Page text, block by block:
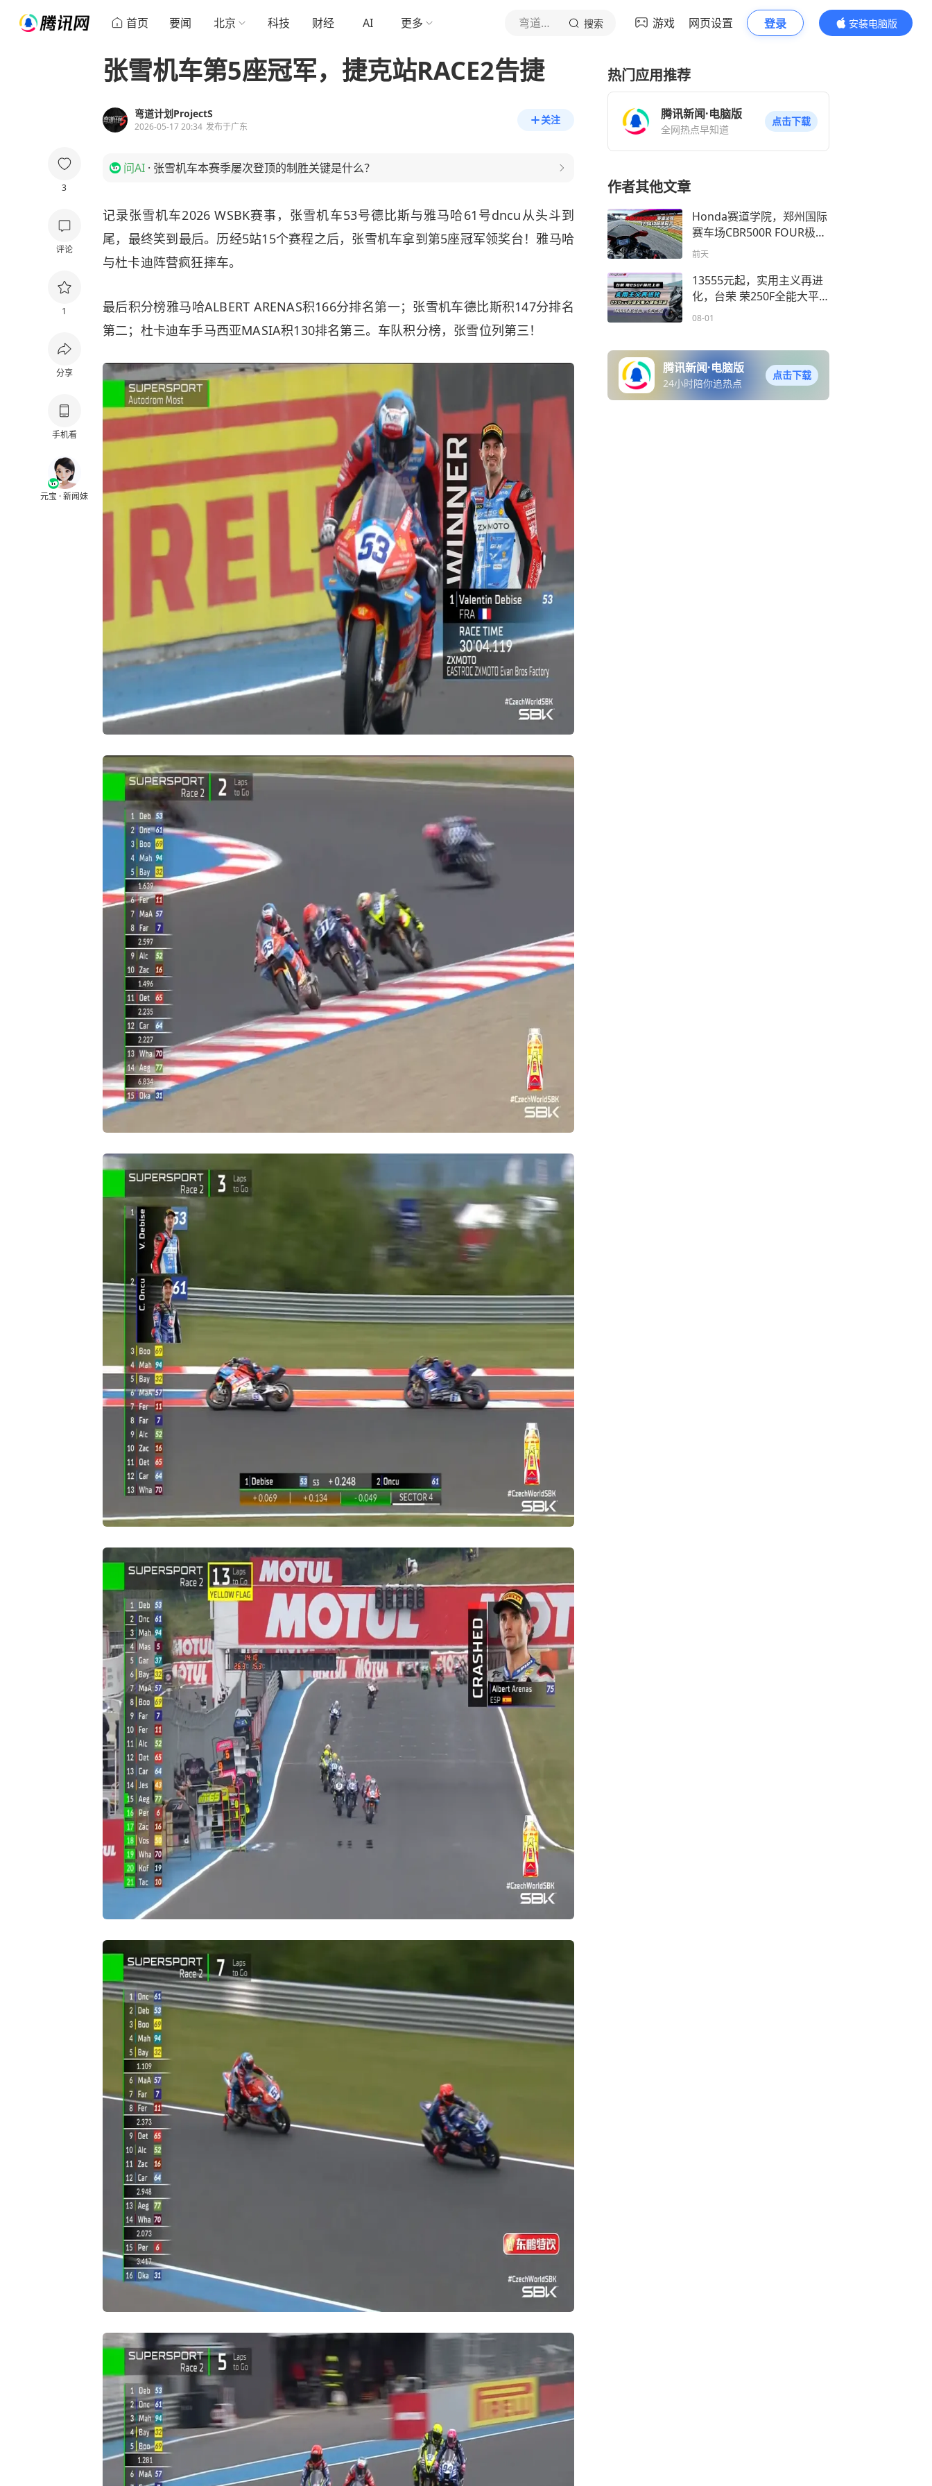
首页 要闻 北京 科技 财经 AI 更多 弯道计划ProjectS 搜索 游戏 网页设置 登录
安装电脑版
内容更精彩
3
评论
1
分享
手机看
元宝 · 新闻妹
张雪机车第5座冠军，捷克站RACE2告捷
弯道计划ProjectS
2026-05-17 20:34 发布于广东
关注
问AI · 张雪机车本赛季屡次登顶的制胜关键是什么？
记录张雪机车2026 WSBK赛事，张雪机车53号德比斯与雅马哈61号dncu从头斗到
尾，最终笑到最后。历经5站15个赛程之后，张雪机车拿到第5座冠军领奖台！雅马哈
与杜卡迪阵营疯狂摔车。
最后积分榜雅马哈ALBERT ARENAS积166分排名第一；张雪机车德比斯积147分排名
第二；杜卡迪车手马西亚MASIA积130排名第三。车队积分榜，张雪位列第三！
热门应用推荐
腾讯新闻·电脑版
全网热点早知道
点击下载
作者其他文章
Honda赛道学院，郑州国际
赛车场CBR500R FOUR极速
刷圈
前天
13555元起，实用主义再进
化，台荣 荣250F全能大平
踏登场
08-01
腾讯新闻·电脑版
24小时陪你追热点
点击下载